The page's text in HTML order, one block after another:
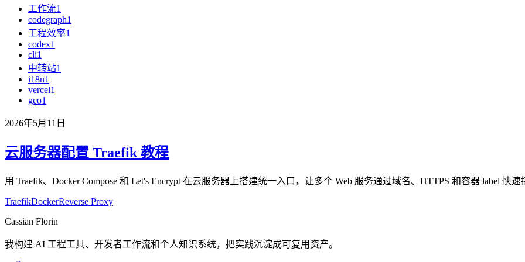
工作流1
codegraph1
工程效率1
codex1
cli1
中转站1
i18n1
vercel1
geo1
2026年5月11日
云服务器配置 Traefik 教程
用 Traefik、Docker Compose 和 Let's Encrypt 在云服务器上搭建统一入口，让多个 Web 服务通过域名、HTTPS 和容器 label 快速
TraefikDockerReverse Proxy
Cassian Florin
我构建 AI 工程工具、开发者工作流和个人知识系统，把实践沉淀成可复用资产。